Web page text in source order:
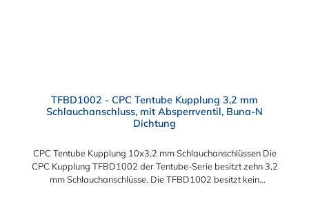
TFBD1002 - CPC Tentube Kupplung 3,2 mm
Schlauchanschluss, mit Absperrventil, Buna-N
Dichtung
CPC Tentube Kupplung 10x3,2 mm Schlauchanschlüssen Die
CPC Kupplung TFBD1002 der Tentube-Serie besitzt zehn 3,2
mm Schlauchanschlüsse. Die TFBD1002 besitzt kein